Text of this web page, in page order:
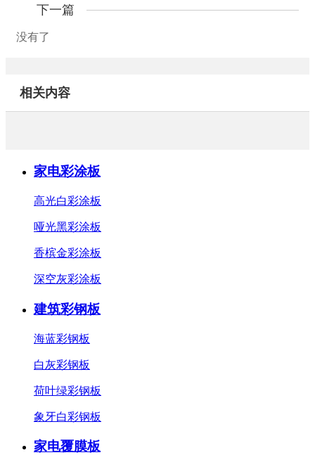
下一篇
没有了
相关内容
家电彩涂板
高光白彩涂板
哑光黑彩涂板
香槟金彩涂板
深空灰彩涂板
建筑彩钢板
海蓝彩钢板
白灰彩钢板
荷叶绿彩钢板
象牙白彩钢板
家电覆膜板